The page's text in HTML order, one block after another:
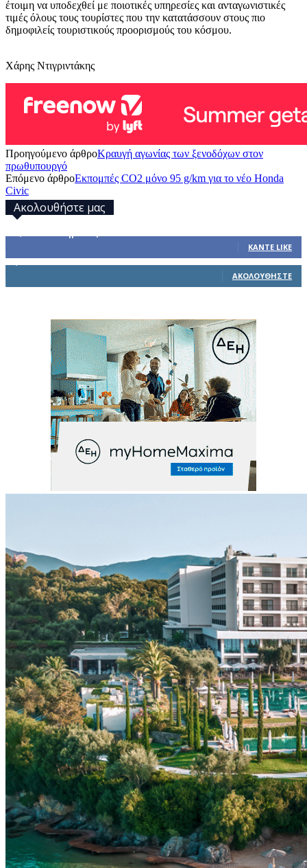
έτοιμη να υποδεχθεί με ποιοτικές υπηρεσίες και ανταγωνιστικές
τιμές όλους τους τουρίστες που την κατατάσσουν στους πιο
δημοφιλείς τουριστικούς προορισμούς του κόσμου.
Χάρης Ντιγριντάκης
Προηγούμενο άρθροΚραυγή αγωνίας των ξενοδόχων στον
πρωθυπουργό
Επόμενο άρθροΕκπομπές CO2 μόνο 95 g/km για το νέο Honda
Civic
Ακολουθήστε μας
ΚΆΝΤΕ LIKE
ΑΚΟΛΟΥΘΉΣΤΕ